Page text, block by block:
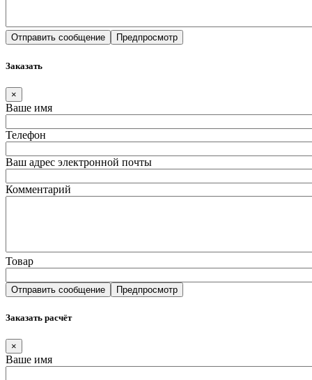
Заказать
×
Ваше имя
Телефон
Ваш адрес электронной почты
Комментарий
Товар
Заказать расчёт
×
Ваше имя